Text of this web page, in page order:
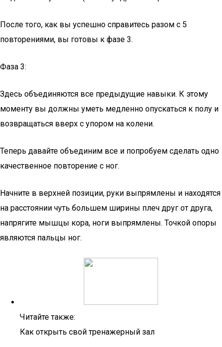
После того, как вы успешно справитесь разом с 5
повторениями, вы готовы к фазе 3.
Фаза 3:
Здесь объединяются все предыдущие навыки. К этому
моменту вы должны уметь медленно опускаться к полу и
возвращаться вверх с упором на колени.
Теперь давайте объединим все и попробуем сделать одно
качественное повторение с ног.
Начните в верхней позиции, руки выпрямлены и находятся
на расстоянии чуть большем ширины плеч друг от друга,
напрягите мышцы кора, ноги выпрямлены. Точкой опоры
являются пальцы ног.
Читайте также:
Как открыть свой тренажерный зал